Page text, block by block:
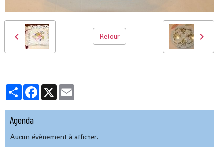
Retour
PartagerFacebook
X
Agenda
Aucun évènement à afficher.